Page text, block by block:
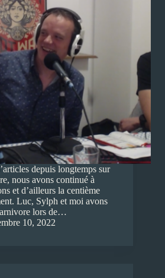
depuis longtemps sur
nous avons continué à
et d’ailleurs la centième
Luc, Sylph et moi avons
lors de…
10, 2022